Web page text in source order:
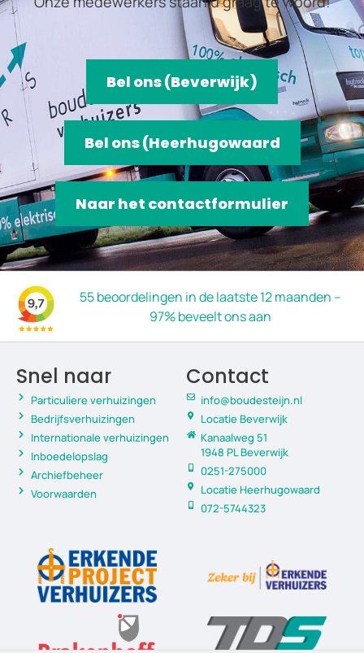
Bel ons (Beverwijk)
Bel ons (Heerhugowaard
Naar het contactformulier
55 beoordelingen in de laatste 12 maanden –
97% beveelt ons aan
Contact
info@boudesteijn.nl
Locatie Beverwijk
Kanaalweg 51
1948 PL Beverwijk
0251-275000
Locatie Heerhugowaard
072-5744323
Snel naar
Particuliere verhuizingen
Bedrijfsverhuizingen
Internationale verhuizingen
Inboedelopslag
Archiefbeheer
Voorwaarden